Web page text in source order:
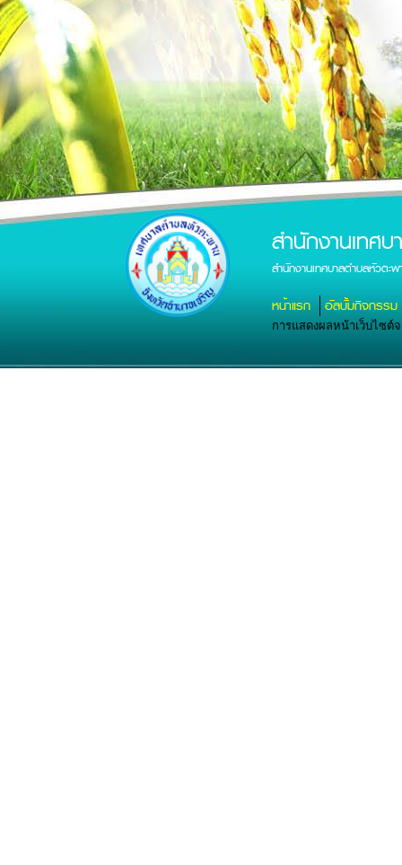
สำนักงานเทศ
สำนักงานเทศบาลตำบลหัวต
หน้าแรก อัลบั้มกิจกรรม
การแสดงผลหน้าเว็บไซต์